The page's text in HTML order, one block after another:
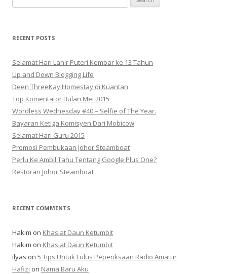
for:
RECENT POSTS
Selamat Hari Lahir Puteri Kembar ke 13 Tahun
Up and Down Blogging Life
Deen ThreeKay Homestay di Kuantan
Top Komentator Bulan Mei 2015
Wordless Wednesday #40 – Selfie of The Year.
Bayaran Ketiga Komisyen Dari Mobicow
Selamat Hari Guru 2015
Promosi Pembukaan Johor ‎Steamboat
Perlu Ke Ambil Tahu Tentang Google Plus One?
Restoran Johor Steamboat
RECENT COMMENTS
Hakim on Khasiat Daun Ketumbit
Hakim on Khasiat Daun Ketumbit
ilyas on 5 Tips Untuk Lulus Peperiksaan Radio Amatur
Hafizi on Nama Baru Aku